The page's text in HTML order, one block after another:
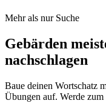
Mehr als nur Suche
Gebärden
nachschlagen
Baue deinen Wortschatz
Übungen auf. Werde